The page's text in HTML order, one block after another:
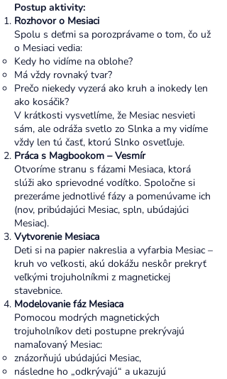
Postup aktivity:
Rozhovor o Mesiaci
Spolu s deťmi sa porozprávame o tom, čo už
o Mesiaci vedia:
Kedy ho vidíme na oblohe?
Má vždy rovnaký tvar?
Prečo niekedy vyzerá ako kruh a inokedy len
ako kosáčik?
V krátkosti vysvetlíme, že Mesiac nesvieti
sám, ale odráža svetlo zo Slnka a my vidíme
vždy len tú časť, ktorú Slnko osvetľuje.
Práca s Magbookom – Vesmír
Otvoríme stranu s fázami Mesiaca, ktorá
slúži ako sprievodné vodítko. Spoločne si
prezeráme jednotlivé fázy a pomenúvame ich
(nov, pribúdajúci Mesiac, spln, ubúdajúci
Mesiac).
Vytvorenie Mesiaca
Deti si na papier nakreslia a vyfarbia Mesiac –
kruh vo veľkosti, akú dokážu neskôr prekryť
veľkými trojuholníkmi z magnetickej
stavebnice.
Modelovanie fáz Mesiaca
Pomocou modrých magnetických
trojuholníkov deti postupne prekrývajú
namaľovaný Mesiac:
znázorňujú ubúdajúci Mesiac,
následne ho „odkrývajú“ a ukazujú